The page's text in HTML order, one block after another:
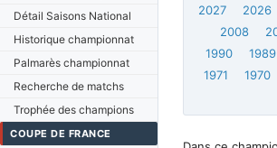
Détail Saisons National
Historique championnat
Palmarès championnat
Recherche de matchs
Trophée des champions
COUPE DE FRANCE
2027
2026
2008
1990
1989
1971
1970